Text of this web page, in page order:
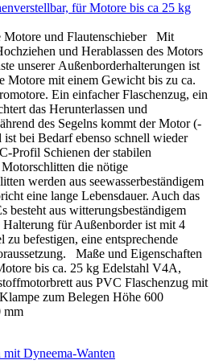
für Motore bis ca 25 kg
Motore und Flautenschieber Mit
und Herablassen des Motors
unserer Außenborderhalterungen ist
Motore mit einem Gewicht bis zu ca.
Ein einfacher Flaschenzug, ein
das Herunterlassen und
des Segelns kommt der Motor (-
ist bei Bedarf ebenso schnell wieder
Profil Schienen der stabilen
die nötige
werden aus seewasserbeständigem
eine lange Lebensdauer. Auch das
besteht aus witterungsbeständigem
für Außenborder ist mit 4
zu befestigen, eine entsprechende
Maße und Eigenschaften
bis ca. 25 kg Edelstahl V4A,
aus PVC Flaschenzug mit
zum Belegen Höhe 600
mm